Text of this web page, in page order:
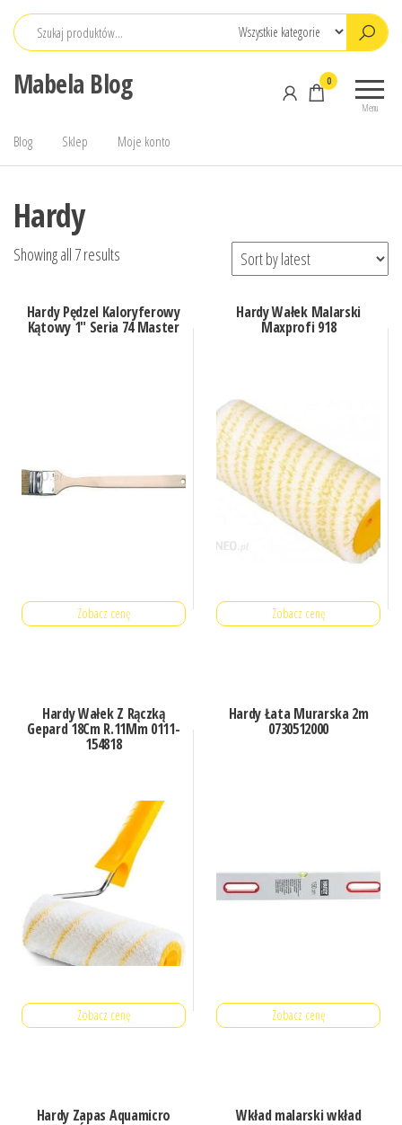
Przejdź
Mabela Blog
Menu
0
Blog Sklep Moje konto
Hardy
Showing all 7 results
Hardy Pędzel Kaloryferowy
Kątowy 1″ Seria 74 Master
Zobacz cenę
Hardy Wałek Malarski
Maxprofi 918
Zobacz cenę
Hardy Wałek Z Rączką
Gepard 18Cm R.11Mm 0111-
154818
Zobacz cenę
Hardy Łata Murarska 2m
0730512000
Zobacz cenę
Hardy Zapas Aquamicro Wkład malarski wkład